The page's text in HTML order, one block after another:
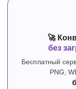
🚀
без
Бесплатный
PNG,